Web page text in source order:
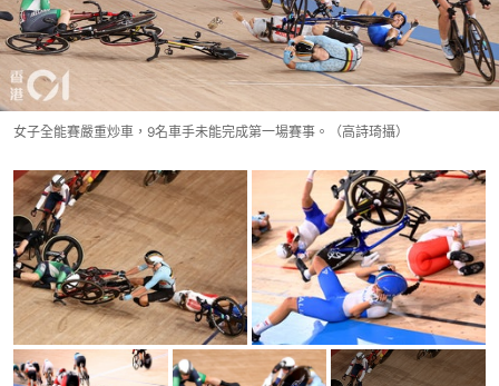
女子全能賽嚴重炒車，9名車手未能完成第一場賽事。（高詩琦攝）